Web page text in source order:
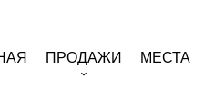
ПРОДАЖИ МЕСТА